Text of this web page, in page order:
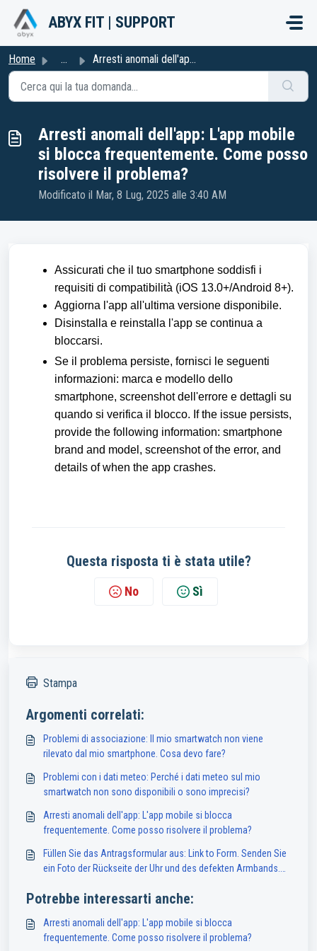
Salta al contenuto principale
ABYX FIT | SUPPORT
Home ... Arresti anomali dell'app: L'app mobile si blocca ...
Arresti anomali dell'app: L'app mobile
si blocca frequentemente. Come posso
risolvere il problema?
Modificato il Mar, 8 Lug, 2025 alle 3:40 AM
Assicurati che il tuo smartphone soddisfi i
requisiti di compatibilità (iOS 13.0+/Android 8+).
Aggiorna l'app all'ultima versione disponibile.
Disinstalla e reinstalla l'app se continua a
bloccarsi.
Se il problema persiste, fornisci le seguenti
informazioni: marca e modello dello
smartphone, screenshot dell'errore e dettagli su
quando si verifica il blocco. If the issue persists,
provide the following information: smartphone
brand and model, screenshot of the error, and
details of when the app crashes.
Questa risposta ti è stata utile?
No Sì
Stampa
Argomenti correlati:
Problemi di associazione: Il mio smartwatch non viene
rilevato dal mio smartphone. Cosa devo fare?
Problemi con i dati meteo: Perché i dati meteo sul mio
smartwatch non sono disponibili o sono imprecisi?
Arresti anomali dell'app: L'app mobile si blocca
frequentemente. Come posso risolvere il problema?
Füllen Sie das Antragsformular aus: Link to Form. Senden Sie
ein Foto der Rückseite der Uhr und des defekten Armbands.
in Frankreich verfügbar.
Potrebbe interessarti anche:
Arresti anomali dell'app: L'app mobile si blocca
frequentemente. Come posso risolvere il problema?